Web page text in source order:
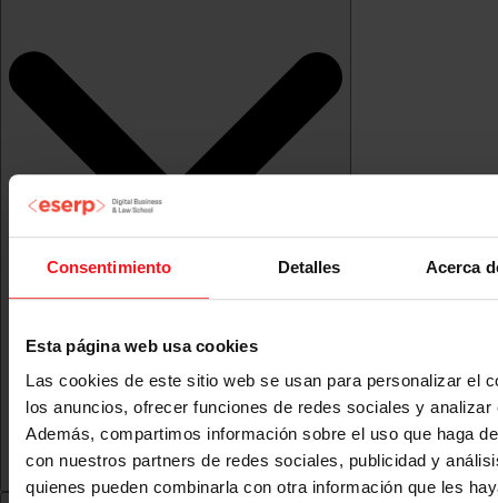
Consentimiento Detalles Acerca
Esta página web usa cookies
Las cookies de este sitio web se usan para personalizar el
los anuncios, ofrecer funciones de redes sociales y analizar
Además, compartimos información sobre el uso que haga
con nuestros partners de redes sociales, publicidad y
quienes pueden combinarla con otra información que les